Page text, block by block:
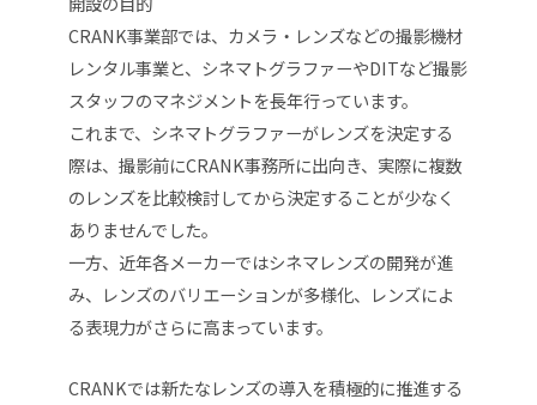
CRANK事業部では、カメラ・レンズなどの撮影機材
レンタル事業と、シネマトグラファーやDITなど撮影
スタッフのマネジメントを⻑年⾏っています。
これまで、シネマトグラファーがレンズを決定する
際は、撮影前にCRANK事務所に出向き、実際に複数
のレンズを⽐較検討してから決定することが少なく
ありませんでした。
⼀⽅、近年各メーカーではシネマレンズの開発が進
み、レンズのバリエーションが多様化、レンズによ
る表現⼒がさらに⾼まっています。
CRANKでは新たなレンズの導⼊を積極的に推進する